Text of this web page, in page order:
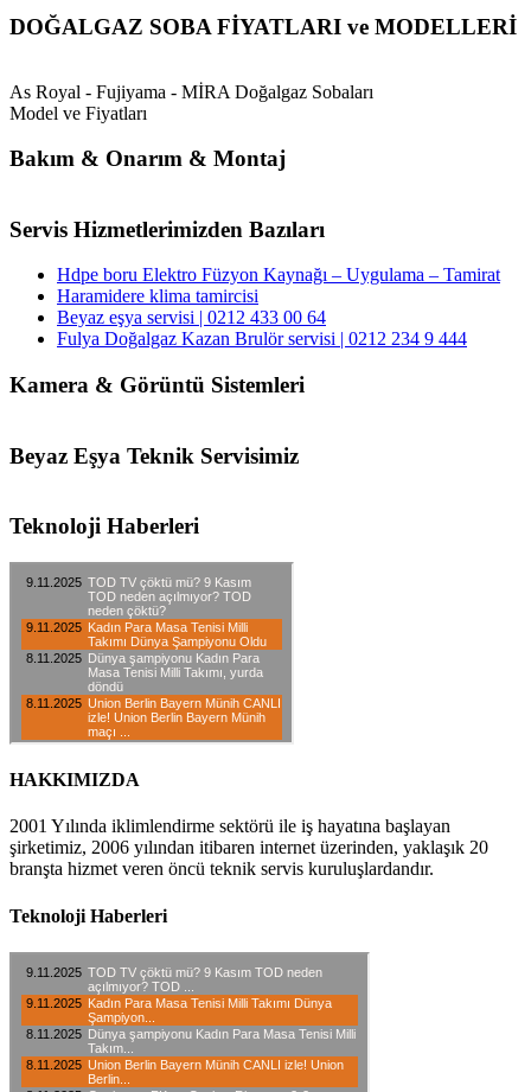
DOĞALGAZ SOBA FİYATLARI ve MODELLERİ
As Royal - Fujiyama - MİRA Doğalgaz Sobaları
Model ve Fiyatları
Bakım & Onarım & Montaj
Servis Hizmetlerimizden Bazıları
Hdpe boru Elektro Füzyon Kaynağı – Uygulama – Tamirat
Haramidere klima tamircisi
Beyaz eşya servisi | 0212 433 00 64
Fulya Doğalgaz Kazan Brulör servisi | 0212 234 9 444
Kamera & Görüntü Sistemleri
Beyaz Eşya Teknik Servisimiz
Teknoloji Haberleri
HAKKIMIZDA
2001 Yılında iklimlendirme sektörü ile iş hayatına başlayan
şirketimiz, 2006 yılından itibaren internet üzerinden, yaklaşık 20
branşta hizmet veren öncü teknik servis kuruluşlardandır.
Teknoloji Haberleri